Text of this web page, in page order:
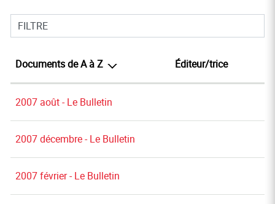
FILTRE
Documents de A à Z Éditeur/trice
2007 août - Le Bulletin
2007 décembre - Le Bulletin
2007 février - Le Bulletin